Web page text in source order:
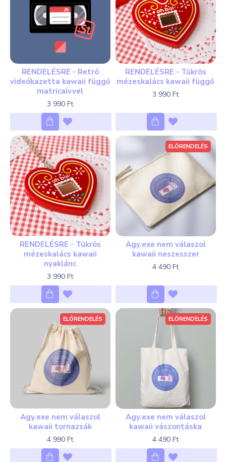
RENDELÉSRE - Retró
videókazetta kawaii függő
matricaívvel
3 990 Ft
RENDELÉSRE - Tükrös
mézeskalács kawaii függő
3 990 Ft
RENDELÉSRE - Tükrös
mézeskalács kawaii
nyaklánc
3 990 Ft
ELŐRENDELÉS
Agy.exe nem válaszol
kawaii neszesszer
4 490 Ft
ELŐRENDELÉS
Agy.exe nem válaszol
kawaii tornazsák
4 990 Ft
ELŐRENDELÉS
Agy.exe nem válaszol
kawaii vászontáska
4 490 Ft